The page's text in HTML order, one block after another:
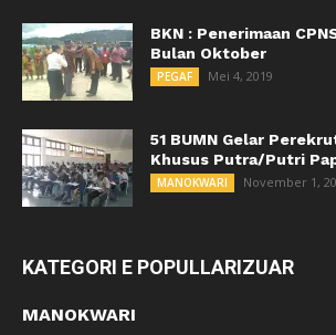
BKN : Penerimaan
Bulan Oktober
PEGAF Mei 4, 2019
51 BUMN Gelar
Khusus Putra/Putri
MANOKWARI November 1,
KATEGORI E POPULLARIZUAR
MANOKWARI